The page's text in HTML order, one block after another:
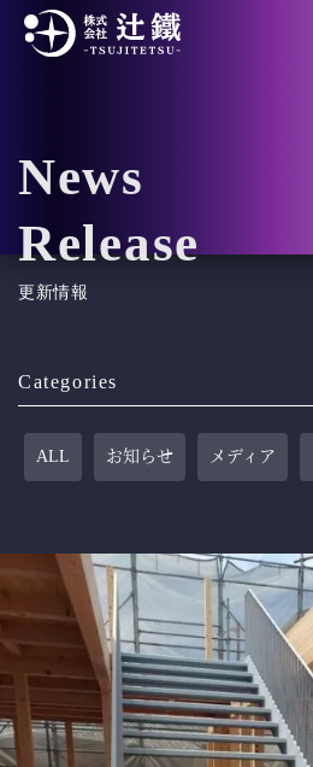
News
Release
更新情報
Categories
ALL お知らせ メディア